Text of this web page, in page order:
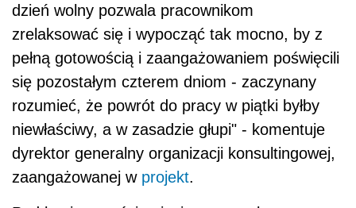
dzień wolny pozwala pracownikom
zrelaksować się i wypocząć tak mocno, by z
pełną gotowością i zaangażowaniem poświęcili
się pozostałym czterem dniom - zaczynany
rozumieć, że powrót do pracy w piątki byłby
niewłaściwy, a w zasadzie głupi" - komentuje
dyrektor generalny organizacji konsultingowej,
zaangażowanej w projekt.